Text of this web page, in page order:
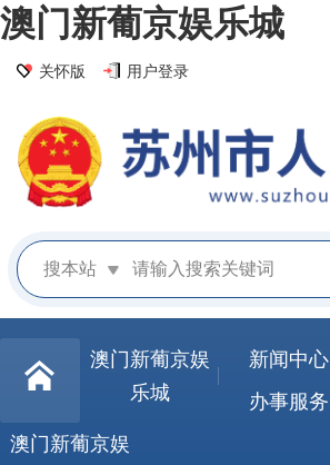
澳门新葡京娱乐城
关怀版 用户登录
搜本站
澳门新葡京娱
乐城
新闻中心
办事服务
澳门新葡京娱